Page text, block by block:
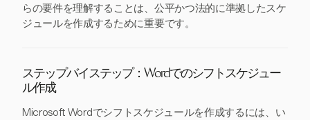
らの要件を理解することは、公平かつ法的に準拠したスケ
ジュールを作成するために重要です。
ステップバイステップ：Wordでのシフトスケジュー
ル作成
Microsoft Wordでシフトスケジュールを作成するには、い